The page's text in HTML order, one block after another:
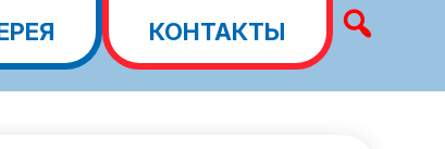
КОНТАКТЫ